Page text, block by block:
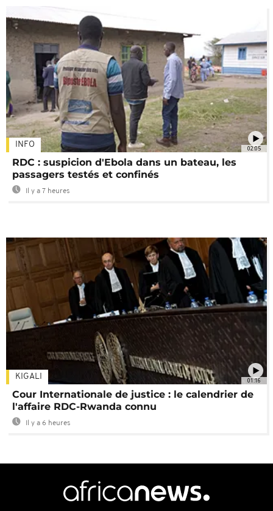
02:05
INFO
RDC : suspicion d'Ebola dans un bateau, les
passagers testés et confinés
Il y a 7 heures
01:16
KIGALI
Cour Internationale de justice : le calendrier de
l'affaire RDC-Rwanda connu
Il y a 6 heures